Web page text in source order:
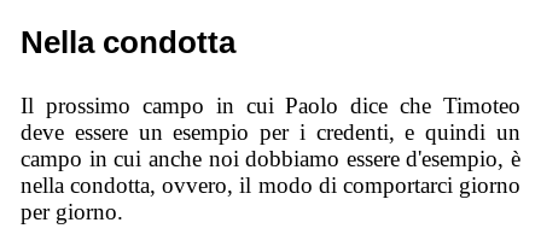
Nella condotta
Il prossimo campo in cui Paolo dice che Timoteo
deve essere un esempio per i credenti, e quindi un
campo in cui anche noi dobbiamo essere d'esempio, è
nella condotta, ovvero, il modo di comportarci giorno
per giorno.